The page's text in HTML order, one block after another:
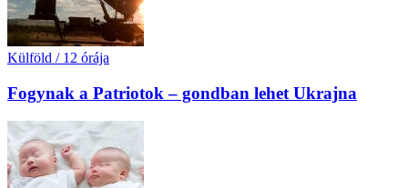
Külföld / 12 órája
Fogynak a Patriotok – gondban lehet Ukrajna